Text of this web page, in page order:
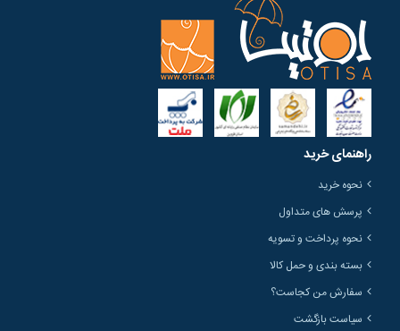
راهنمای خرید
نحوه خرید
پرسش های متداول
نحوه پرداخت و تسویه
بسته بندی و حمل کالا
سفارش من کجاست؟
سیاست بازگشت